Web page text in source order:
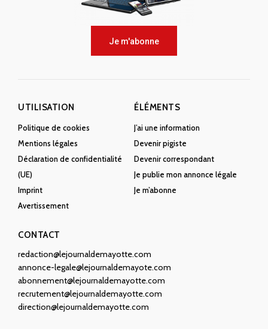
Je m'abonne
UTILISATION
Politique de cookies
Mentions légales
Déclaration de confidentialité
(UE)
Imprint
Avertissement
ÉLÉMENTS
J’ai une information
Devenir pigiste
Devenir correspondant
Je publie mon annonce légale
Je m’abonne
CONTACT
redaction@lejournaldemayotte.com
annonce-legale@lejournaldemayote.com
abonnement@lejournaldemayotte.com
recrutement@lejournaldemayotte.com
direction@lejournaldemayotte.com